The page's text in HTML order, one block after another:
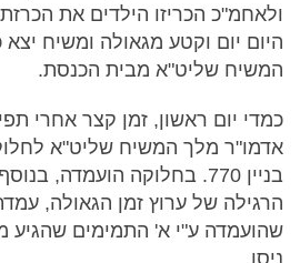
ולאחמ"כ הכריזו הילדים את
היום יום וקטע מגאולה ומשיח
המשיח שליט"א מבית הכנסת.
כמדי יום ראשון, זמן קצר אחרי
אדמו"ר מלך המשיח שליט"א
בניין 770. בחלוקה הועמדה,
הרגילה של ערוץ זמן הגאולה,
שהועמדה ע"י א' התמימים שהגיע